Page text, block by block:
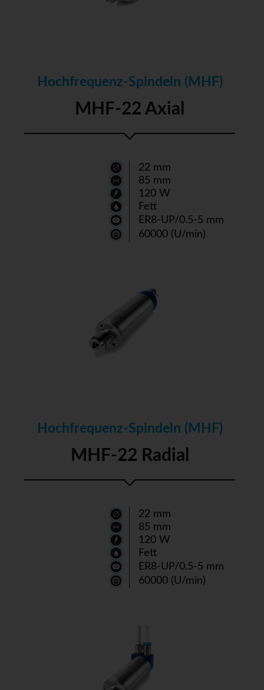
Hochfrequenz-Spindeln (MHF)
MHF-22 Axial
22 mm
85 mm
120 W
Fett
ER8-UP/0.5-5 mm
60000 (U/min)
Hochfrequenz-Spindeln (MHF)
MHF-22 Radial
22 mm
85 mm
120 W
Fett
ER8-UP/0.5-5 mm
60000 (U/min)